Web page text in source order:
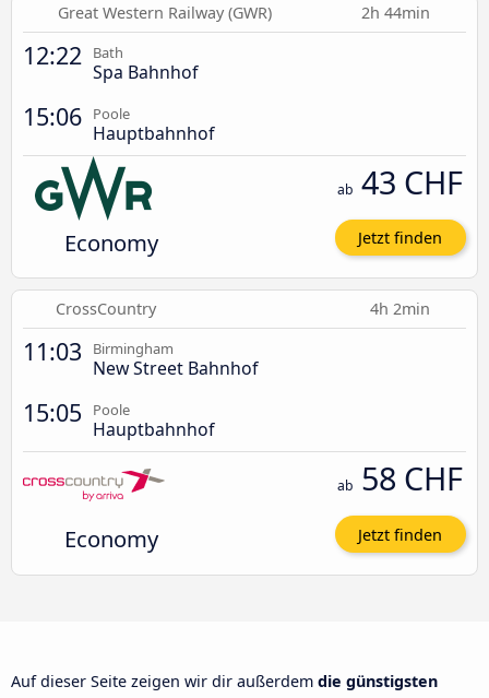
Great Western Railway (GWR) 2h 44min
12:22 Bath
Spa Bahnhof
15:06 Poole
Hauptbahnhof
Economy
ab 43 CHF
Jetzt finden
CrossCountry 4h 2min
11:03 Birmingham
New Street Bahnhof
15:05 Poole
Hauptbahnhof
Economy
ab 58 CHF
Jetzt finden
Auf dieser Seite zeigen wir dir außerdem die günstigsten